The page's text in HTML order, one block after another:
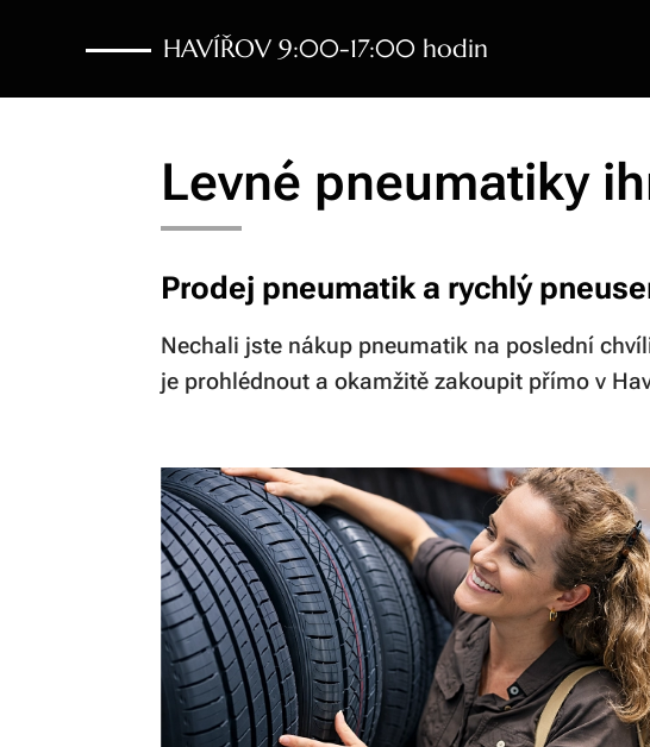
HAVÍŘOV 9:00-17:00 hodin
Levné pneumatiky
Prodej pneumatik a rychlý
Nechali jste nákup pneumatik na poslední
je prohlédnout a okamžitě zakoupit přímo v